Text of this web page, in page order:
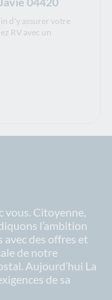
d'y assurer votre
RV avec un
vous. Citoyenne,
l’ambition
avec des offres et
de notre
Aujourd’hui La
de sa